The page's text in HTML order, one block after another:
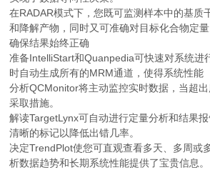
在RADAR模式下，您既可监测样本中的基质
和降解产物，同时又可准确对目标化合物定量
确保结果始终正确
准备IntelliStart和Quanpedia可快速对系统进
时自动生成所有的MRM通道，使得系统性能
分析QCMonitor将主动监控实时数据，当超
采取措施。
解读TargetLynx可自动进行定量分析和结果
清晰的标记以降低出错几率。
决定TrendPlot使您可直观查看多天、多周或
析数据趋势和长期系统性能提供了宝贵信息。